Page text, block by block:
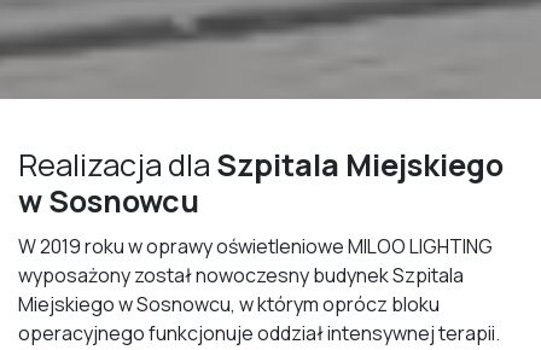
Realizacja dla Szpitala Miejskiego
w Sosnowcu
W 2019 roku w oprawy oświetleniowe MILOO LIGHTING
wyposażony został nowoczesny budynek Szpitala
Miejskiego w Sosnowcu, w którym oprócz bloku
operacyjnego funkcjonuje oddział intensywnej terapii.